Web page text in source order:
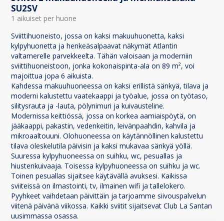
SU2SV
1 aikuiset per huone
Sviittihuoneisto, jossa on kaksi makuuhuonetta, kaksi
kylpyhuonetta ja henkeäsalpaavat näkymät Atlantin
valtamerelle parvekkeelta. Tähän valoisaan ja moderniin
sviittihuoneistoon, jonka kokonaispinta-ala on 89 m², voi
majoittua jopa 6 aikuista.
Kahdessa makuuhuoneessa on kaksi erillistä sänkyä, tilava ja
moderni kalustettu vaatekaappi ja työalue, jossa on työtaso,
silitysrauta ja -lauta, pölynimuri ja kuivausteline.
Modernissa keittiössä, jossa on korkea aamiaispöytä, on
jääkaappi, pakastin, vedenkeitin, leivänpaahdin, kahvila ja
mikroaaltouuni. Olohuoneessa on käytännöllinen kalustettu
tilava oleskelutila päivisin ja kaksi mukavaa sänkyä yöllä.
Suuressa kylpyhuoneessa on suihku, wc, pesuallas ja
hiustenkuivaaja. Toisessa kylpyhuoneessa on suihku ja wc.
Toinen pesuallas sijaitsee käytävällä avuksesi. Kaikissa
sviiteissä on ilmastointi, tv, ilmainen wifi ja tallelokero.
Pyyhkeet vaihdetaan päivittäin ja tarjoamme siivouspalvelun
viitenä päivänä viikossa. Kaikki sviitit sijaitsevat Club La Santan
uusimmassa osassa.